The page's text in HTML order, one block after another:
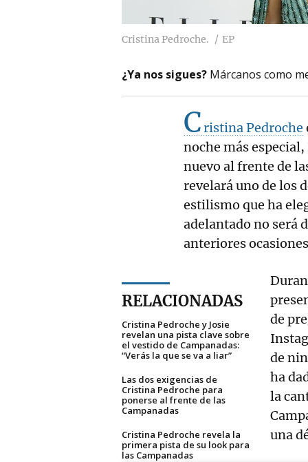
Cristina Pedroche. EP
¿Ya nos sigues? Márcanos como
Cristina Pedroche
noche más
nuevo al frente de
revelará uno de los
estilismo que ha
adelantado no será
anteriores
RELACIONADAS
Cristina Pedroche y Josie
revelan una pista clave sobre
el vestido de Campanadas:
“Verás la que se va a liar”
Las dos exigencias de
Cristina Pedroche para
ponerse al frente de las
Campanadas
Cristina Pedroche revela la
primera pista de su look para
las Campanadas
de
de
ha
la
una